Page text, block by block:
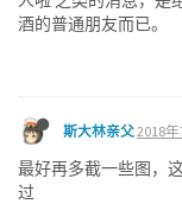
酒的普通朋友而已。
斯大林亲父2018
最好再多截一些图，
过